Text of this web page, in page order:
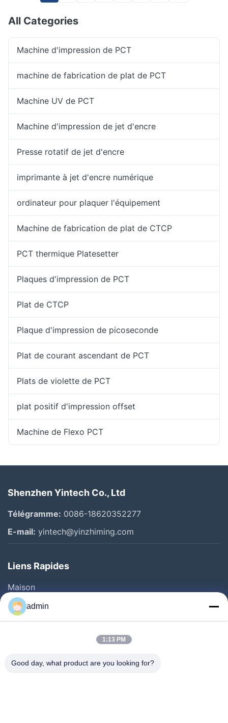
All Categories
Machine d'impression de PCT
machine de fabrication de plat de PCT
Machine UV de PCT
Machine d'impression de jet d'encre
Presse rotatif de jet d'encre
imprimante à jet d'encre numérique
ordinateur pour plaquer l'équipement
Machine de fabrication de plat de CTCP
PCT thermique Platesetter
Plaques d'impression de PCT
Plat de CTCP
Plaque d'impression de picoseconde
Plat de courant ascendant de PCT
Plats de violette de PCT
plat positif d'impression offset
Machine de Flexo PCT
Shenzhen Yintech Co., Ltd
Télégramme: 0086-18620352277
E-mail: yintech@yinzhiming.com
Liens Rapides
Maison
Produits
Vidéos
Visite D'usine
admin
1:13 PM
Good day, what product are you looking for?